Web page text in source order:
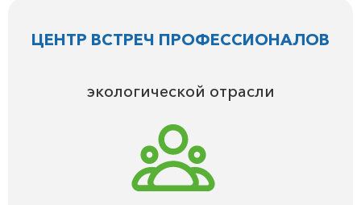
ЦЕНТР ВСТРЕЧ ПРОФЕССИОНАЛОВ
экологической отрасли